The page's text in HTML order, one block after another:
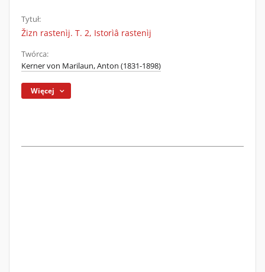
Tytuł:
Žizn rastenìj. T. 2, Istorìâ rastenìj
Twórca:
Kerner von Marilaun, Anton (1831-1898)
Więcej